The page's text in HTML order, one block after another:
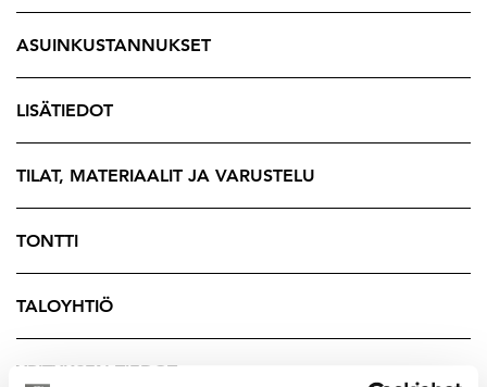
jonka ääreen kokoonnutaan yhteisille aterioille.
Lasitetulla parvekkeella nautit aamukahvit aina
varhaisesta keväästä myöhäiseen syksyyn.
Toimivan tilasuunnittelun ansiosta kompaktiin,
vuonna 2018 remontoituun kylpyhuoneeseen mahtuu
hyvin myös pyykinpesukone. Säilytystilaa tarjoavat
makuuhuoneen kaapistot sekä peräti kaksi erillistä
vaatehuonetta.
Kreetankalliossa moni perusparannus on jo takana
päin, ja oma talonmies huolehtii yhtiön arjesta. Yhtiö
tarjoaa asukkaiden käyttöön muun muassa saunan,
ASUINKUSTANNUKSET
LISÄTIEDOT
TILAT, MATERIAALIT JA VARUSTELU
TONTTI
TALOYHTIÖ
YRITYKSEN TIEDOT